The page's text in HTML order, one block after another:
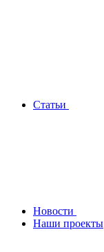
Статьи
Новости
Наши проекты